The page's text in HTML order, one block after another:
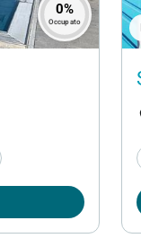
0%
Occupato